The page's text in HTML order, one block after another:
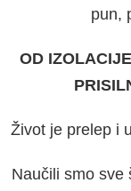
pun,
OD
Život je prelep i
Naučili smo sve